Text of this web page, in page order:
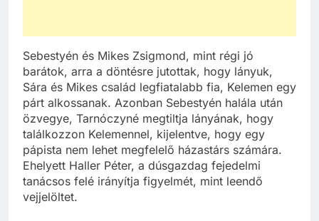
Sebestyén és Mikes Zsigmond, mint régi jó
barátok, arra a döntésre jutottak, hogy lányuk,
Sára és Mikes család legfiatalabb fia, Kelemen egy
párt alkossanak. Azonban Sebestyén halála után
özvegye, Tarnóczyné megtiltja lányának, hogy
találkozzon Kelemennel, kijelentve, hogy egy
pápista nem lehet megfelelő házastárs számára.
Ehelyett Haller Péter, a dúsgazdag fejedelmi
tanácsos felé irányítja figyelmét, mint leendő
vejjelöltet.